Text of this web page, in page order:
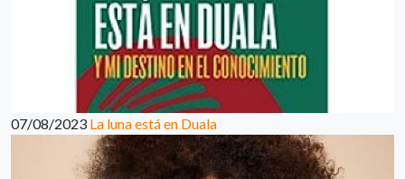
07/08/2023 La luna está en Duala